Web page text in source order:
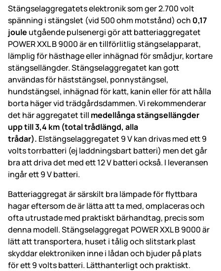
Stängselaggregatets elektronik som ger 2.700 volt
spänning i stängslet (vid 500 ohm motstånd) och 0,17
joule utgående pulsenergi gör att batteriaggregatet
POWER XXL B 9000 är en tillförlitlig stängselapparat,
lämplig för hästhage eller inhägnad för smådjur, kortare
stängsellängder. Stängselaggregatet kan gott
användas för häststängsel, ponnystängsel,
hundstängsel, inhägnad för katt, kanin eller för att hålla
borta häger vid trädgårdsdammen. Vi rekommenderar
det här aggregatet till medellånga stängsellängder
upp till 3,4 km (total trådlängd, alla
trådar). Elstängselaggregatet 9 V kan drivas med ett 9
volts torrbatteri (ej laddningsbart batteri) men det går
bra att driva det med ett 12 V batteri också. I leveransen
ingår ett 9 V batteri.
Batteriaggregat är särskilt bra lämpade för flyttbara
hagar eftersom de är lätta att ta med, omplaceras och
ofta utrustade med praktiskt bärhandtag, precis som
denna modell. Stängselaggregat POWER XXL B 9000 är
lätt att transportera, huset i tålig och slitstark plast
skyddar elektroniken inne i lådan och bjuder på plats
för ett 9 volts batteri. Lätthanterligt och praktiskt.